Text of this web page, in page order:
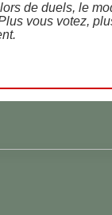
de duels, le
vous votez,